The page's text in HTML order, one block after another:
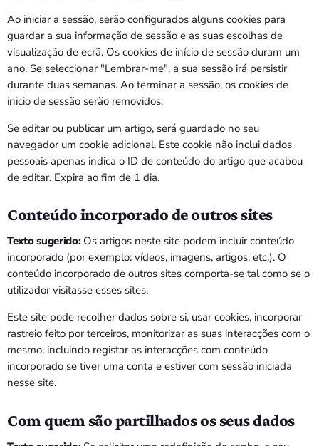
Ao iniciar a sessão, serão configurados alguns cookies para
guardar a sua informação de sessão e as suas escolhas de
visualização de ecrã. Os cookies de início de sessão duram um
ano. Se seleccionar "Lembrar-me", a sua sessão irá persistir
durante duas semanas. Ao terminar a sessão, os cookies de
inicio de sessão serão removidos.
Se editar ou publicar um artigo, será guardado no seu
navegador um cookie adicional. Este cookie não inclui dados
pessoais apenas indica o ID de conteúdo do artigo que acabou
de editar. Expira ao fim de 1 dia.
Conteúdo incorporado de outros sites
Texto sugerido: Os artigos neste site podem incluir conteúdo
incorporado (por exemplo: vídeos, imagens, artigos, etc.). O
conteúdo incorporado de outros sites comporta-se tal como se o
utilizador visitasse esses sites.
Este site pode recolher dados sobre si, usar cookies, incorporar
rastreio feito por terceiros, monitorizar as suas interacções com o
mesmo, incluindo registar as interacções com conteúdo
incorporado se tiver uma conta e estiver com sessão iniciada
nesse site.
Com quem são partilhados os seus dados